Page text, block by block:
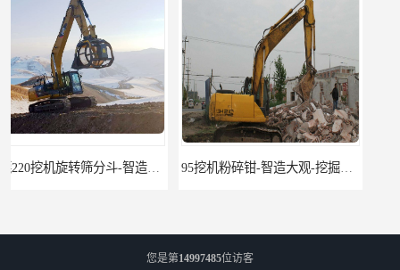
95挖机粉碎钳-智造大观-挖掘机钢筋分离钳
您是第14997485位访客